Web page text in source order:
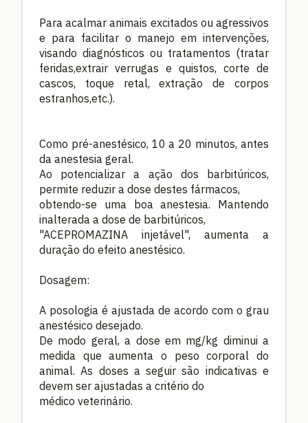
Para acalmar animais excitados ou agressivos
e para facilitar o manejo em intervenções,
visando diagnósticos ou tratamentos (tratar
feridas,extrair verrugas e quistos, corte de
cascos, toque retal, extração de corpos
estranhos,etc.).
Como pré-anestésico, 10 a 20 minutos, antes
da anestesia geral.
Ao potencializar a ação dos barbitúricos,
permite reduzir a dose destes fármacos,
obtendo-se uma boa anestesia. Mantendo
inalterada a dose de barbitúricos,
"ACEPROMAZINA injetável", aumenta a
duração do efeito anestésico.
Dosagem:
A posologia é ajustada de acordo com o grau
anestésico desejado.
De modo geral, a dose em mg/kg diminui a
medida que aumenta o peso corporal do
animal. As doses a seguir são indicativas e
devem ser ajustadas a critério do
médico veterinário.